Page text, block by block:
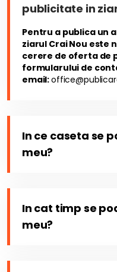
publicitate in
Pentru a publica un
ziarul Crai Nou este
cerere de oferta de
formularului de
email:
In ce caseta se
meu?
In cat timp se
meu?